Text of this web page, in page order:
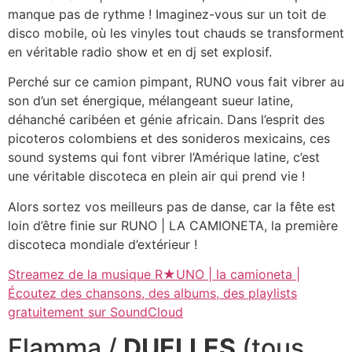
manque pas de rythme ! Imaginez-vous sur un toit de
disco mobile, où les vinyles tout chauds se transforment
en véritable radio show et en dj set explosif.
Perché sur ce camion pimpant, RUNO vous fait vibrer au
son d’un set énergique, mélangeant sueur latine,
déhanché caribéen et génie africain. Dans l’esprit des
picoteros colombiens et des sonideros mexicains, ces
sound systems qui font vibrer l’Amérique latine, c’est
une véritable discoteca en plein air qui prend vie !
Alors sortez vos meilleurs pas de danse, car la fête est
loin d’être finie sur RUNO | LA CAMIONETA, la première
discoteca mondiale d’extérieur !
Streamez de la musique R★UNO | la camioneta |
Écoutez des chansons, des albums, des playlists
gratuitement sur SoundCloud